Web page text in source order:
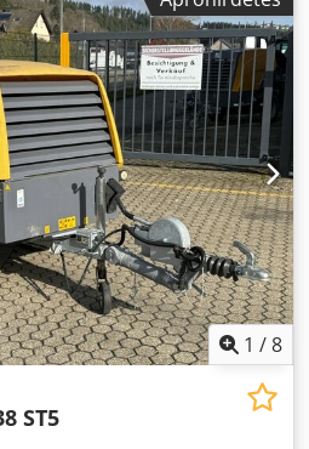
Üzemanyagtartály: 50 liter
és súlyok Üres súly: 650 kg
139 x 124 cm Funkcionális
h Hálózati feszültség: 12 V CE
állapot: átlagos Műszaki
Üzemi nyomás – 7 bar (psi)
1 /8
ST5